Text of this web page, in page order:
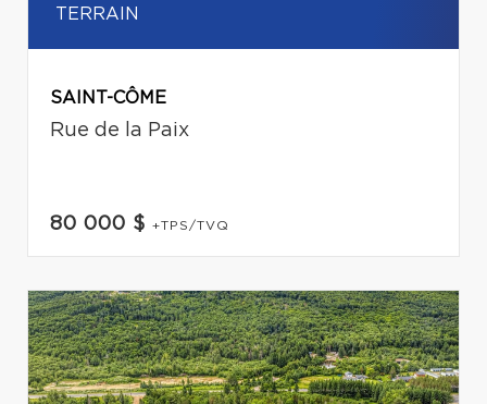
TERRAIN
SAINT-CÔME
Rue de la Paix
80 000 $ +TPS/TVQ